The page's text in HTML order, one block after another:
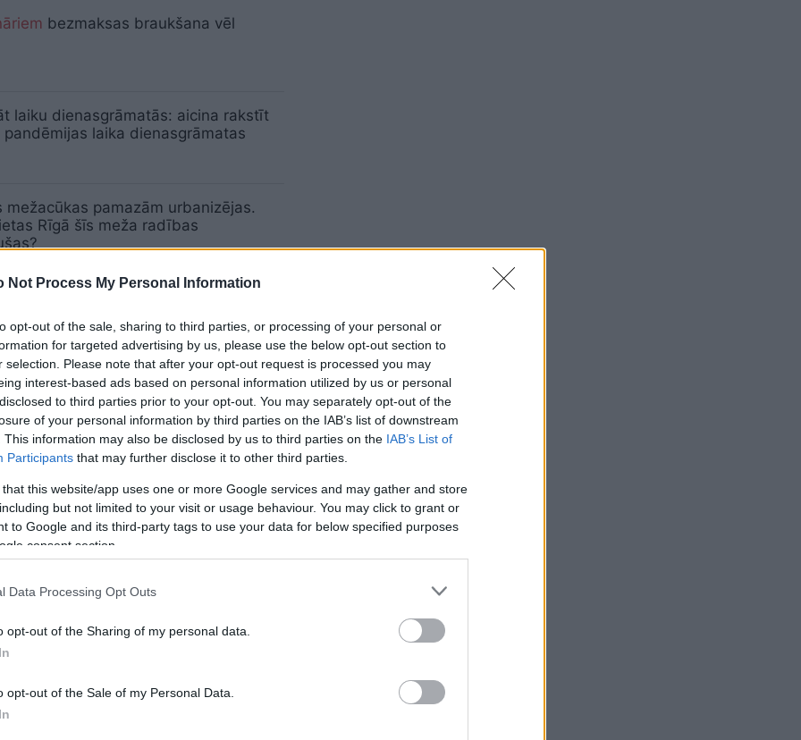
Not Process My Personal Information
opt-out of the sale, sharing to third parties, or processing of your personal or
for targeted advertising by us, please use the below opt-out section to
selection. Please note that after your opt-out request is processed you may
interest-based ads based on personal information utilized by us or personal
to third parties prior to your opt-out. You may separately opt-out of the
of your personal information by third parties on the IAB’s list of downstream
This information may also be disclosed by us to third parties on the IAB’s List of
Participants that may further disclose it to other third parties.
that this website/app uses one or more Google services and may gather and store
but not limited to your visit or usage behaviour. You may click to grant or
to Google and its third-party tags to use your data for below specified purposes
consent section.
Data Processing Opt Outs
opt-out of the Sharing of my personal data.
opt-out of the Sale of my Personal Data.
bezmaksas braukšana vēl
laiku dienasgrāmatās: aicina rakstīt
laika dienasgrāmatas
mežacūkas pamazām urbanizējas.
Rīgā šīs meža radības
13,9 miljonus krīzei
alerģija nesajūk ar Covid-19
ar ekonomģeogrāfu Jāni Turlaju
grib reformēt: kādi ir VARAM